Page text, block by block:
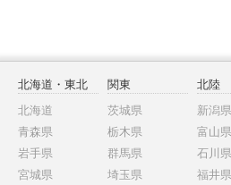
北海道・東北
北海道
青森県
岩手県
宮城県
関東
茨城県
栃木県
群馬県
埼玉県
北陸
新潟県
富山県
石川県
福井県